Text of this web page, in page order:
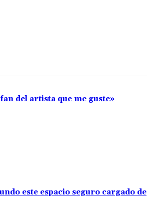
del artista que me guste»
este espacio seguro cargado de